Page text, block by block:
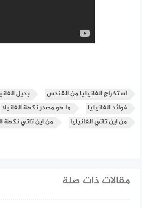
استخراج الفانيليا من القندس
بديل
فوائد الفانيليا
ما هو مصدر نكهة الفانيلا
من اين تاتي الفانيليا
من اين تاتي نكهة
مقالات ذات صلة